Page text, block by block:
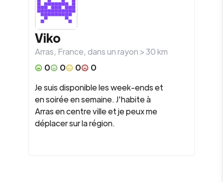
Viko
Arras, France, dans un rayon >30km
0
0 0
0
Je suis disponible les week-ends et
en soirée en semaine. J'habite à
Arras en centre ville et je peux me
déplacer sur la région.